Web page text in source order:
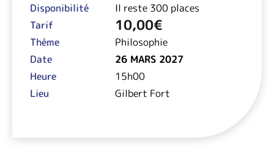
Disponibilité
Il reste 300 places
Tarif
10,00€
Thème
Philosophie
Date
26 MARS 2027
Heure
15h00
Lieu
Gilbert Fort